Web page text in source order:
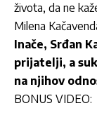
života, da ne
Milena
Inače, Srđan
prijatelji, a
na njihov
BONUS VIDEO: